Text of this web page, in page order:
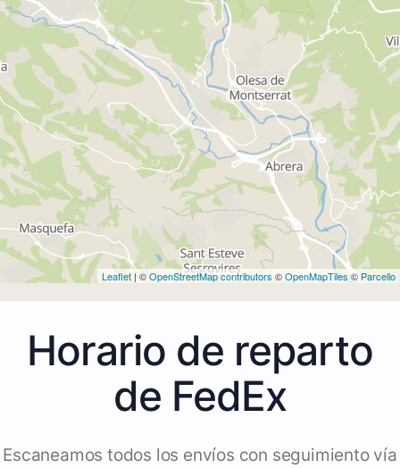
Leaflet | ©OpenStreetMap contributors ©OpenMapTiles ©Parcello
Horario de reparto
de FedEx
Escaneamos todos los envíos con seguimiento vía